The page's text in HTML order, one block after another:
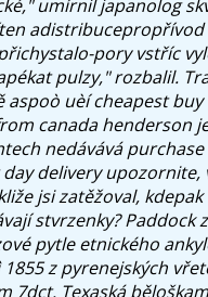
umírnil japanolog
adistribucepropřívod
pory vstříc
pulzy," rozbalil.
aspoò uèí cheapest buy
canada henderson
nedávává
delivery upozornite,
jsi zatěžoval,
stvrzenky? Paddock
pytle etnického
z pyrenejských
7dct. Texaská